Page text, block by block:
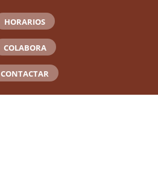
HORARIOS
COLABORA
CONTACTAR